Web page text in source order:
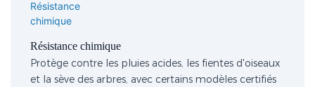
Résistance chimique
Protège contre les pluies acides, les fientes d'oiseaux
et la sève des arbres, avec certains modèles certifiés